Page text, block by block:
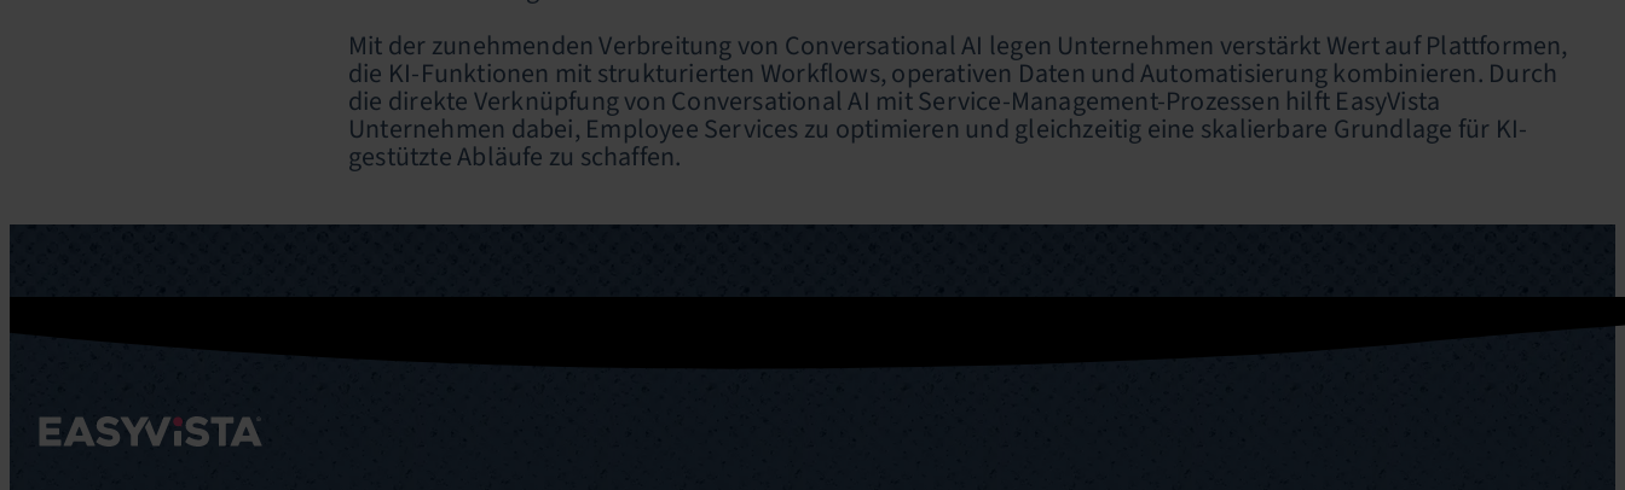
Mit der zunehmenden Verbreitung von Conversational AI legen Unternehmen verstärkt Wert auf Plattformen,
die KI-Funktionen mit strukturierten Workflows, operativen Daten und Automatisierung kombinieren. Durch
die direkte Verknüpfung von Conversational AI mit Service-Management-Prozessen hilft EasyVista
Unternehmen dabei, Employee Services zu optimieren und gleichzeitig eine skalierbare Grundlage für KI-
gestützte Abläufe zu schaffen.